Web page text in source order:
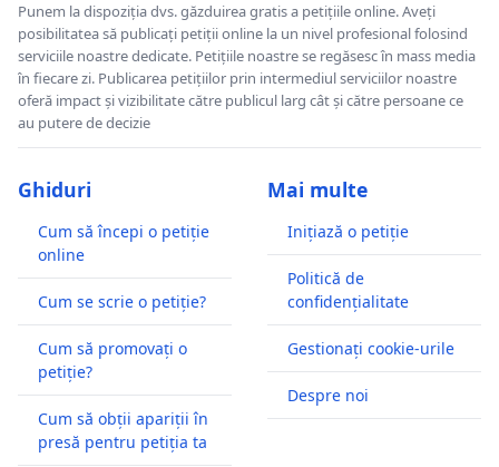
Punem la dispoziția dvs. găzduirea gratis a petițiile online. Aveți
posibilitatea să publicați petiții online la un nivel profesional folosind
serviciile noastre dedicate. Petițiile noastre se regăsesc în mass media
în fiecare zi. Publicarea petițiilor prin intermediul serviciilor noastre
oferă impact și vizibilitate către publicul larg cât și către persoane ce
au putere de decizie
Ghiduri
Cum să începi o petiție
online
Cum se scrie o petiție?
Cum să promovați o
petiție?
Cum să obții apariții în
presă pentru petiția ta
Mai multe
Inițiază o petiție
Politică de
confidențialitate
Gestionați cookie-urile
Despre noi